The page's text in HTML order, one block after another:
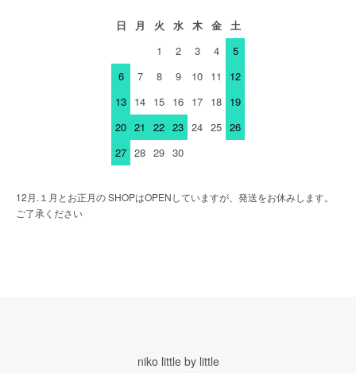
日 月 火 水 木 金
土
1
2 3 4
5
6
7 8 9 10 11
12
13 14 15 16 17 18 19
20 21 22 23 24 25 26
27 28 29 30
12月.１月とお正月の SHOPはOPENしていますが、発送をお休みします。
ご了承ください
niko little by little